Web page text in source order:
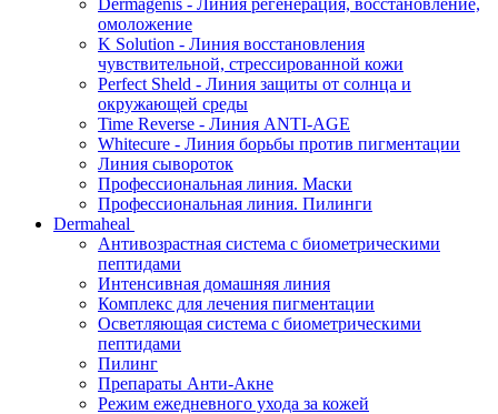
Dermagenis - Линия регенерация, восстановление,
омоложение
K Solution - Линия восстановления
чувствительной, стрессированной кожи
Perfect Sheld - Линия защиты от солнца и
окружающей среды
Time Reverse - Линия ANTI-AGE
Whitecure - Линия борьбы против пигментации
Линия сывороток
Профессиональная линия. Маски
Профессиональная линия. Пилинги
Dermaheal
Антивозрастная система с биометрическими
пептидами
Интенсивная домашняя линия
Комплекс для лечения пигментации
Осветляющая система с биометрическими
пептидами
Пилинг
Препараты Анти-Акне
Режим ежедневного ухода за кожей